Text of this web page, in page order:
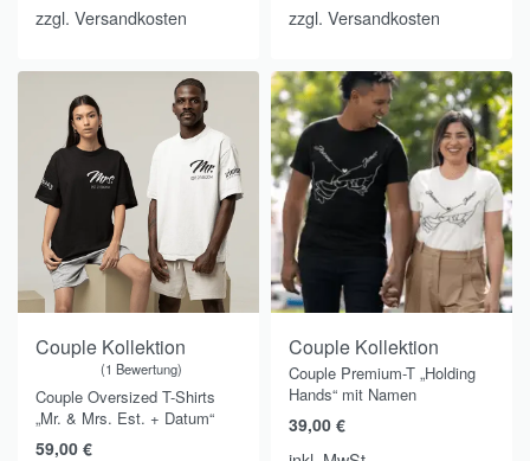
zzgl. Versandkosten
zzgl. Versandkosten
Couple Kollektion
Bewertet mit 5.00 von 5
1 Bewertung
Couple Oversized T-Shirts
„Mr. & Mrs. Est. + Datum“
59,00 €
Couple Kollektion
Couple Premium-T „Holding
Hands“ mit Namen
39,00 €